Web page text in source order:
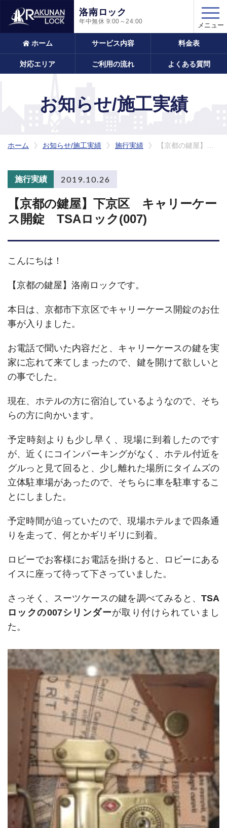
洛南ロック
年中無休 9:00～24:00 メニュー
ホーム サービス内容 料金表
対応エリア ご利用の流れ よくある質問
お知らせ/施工実績
ホーム お知らせ/施工実績 施行実績 【京都の鍵屋】下京区 キャリーケース開錠 TSAロック･･･
施行実績 2019.10.26
【京都の鍵屋】下京区 キャリーケー
ス開錠 TSAロック(007)
こんにちは！
【京都の鍵屋】洛南ロックです。
本日は、京都市下京区でキャリーケース開錠のお仕
事が入りました。
お電話で聞いた内容だと、キャリーケースの鍵を実
家に忘れて来てしまったので、鍵を開けて欲しいと
の事でした。
現在、ホテルの方に宿泊しているようなので、そち
らの方に向かいます。
予定時刻よりも少し早く、現場に到着したのです
が、近くにコインパーキングがなく、ホテル付近を
グルっと見て回ると、少し離れた場所にタイムズの
立体駐車場があったので、そちらに車を駐車するこ
とにしました。
予定時間が迫っていたので、現場ホテルまで四条通
りを走って、何とかギリギリに到着。
ロビーでお客様にお電話を掛けると、ロビーにある
イスに座って待って下さっていました。
さっそく、スーツケースの鍵を調べてみると、 TSA
ロックの007シリンダーが取り付けられていまし
た。